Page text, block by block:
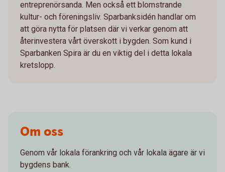
entreprenörsanda. Men också ett blomstrande
kultur- och föreningsliv. Sparbanksidén handlar om
att göra nytta för platsen där vi verkar genom att
återinvestera vårt överskott i bygden. Som kund i
Sparbanken Spira är du en viktig del i detta lokala
kretslopp.
Om oss
Genom vår lokala förankring och vår lokala ägare är vi
bygdens bank.